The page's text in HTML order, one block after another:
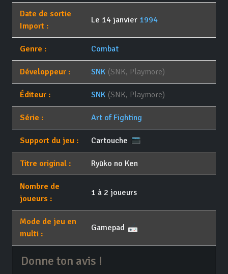
Date de sortie
Import :
Le 14 janvier 1994
Genre : Combat
Développeur : SNK (SNK, Playmore)
Éditeur : SNK (SNK, Playmore)
Série : Art of Fighting
Support du jeu : Cartouche
Titre original : Ryūko no Ken
Nombre de
joueurs :
1 à 2 joueurs
Mode de jeu en
multi :
Gamepad
Donne ton avis !